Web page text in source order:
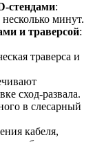
стендами:
минут.
и траверсой:
траверса и
сход-развала.
в слесарный
кабеля,